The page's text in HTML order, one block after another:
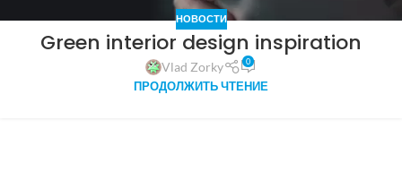
НОВОСТИ
Green interior design inspiration
Vlad Zorky 0
ПРОДОЛЖИТЬ ЧТЕНИЕ